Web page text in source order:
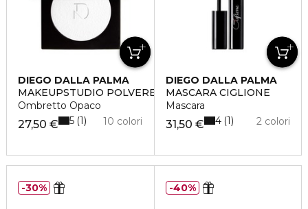
DIEGO DALLA PALMA
MAKEUPSTUDIO POLVERE COMPATTA PER OCCHI
Ombretto Opaco
27,50 € 10 colori
5 1
DIEGO DALLA PALMA
MASCARA CIGLIONE
Mascara
31,50 € 2 colori
4 1
30% 40%